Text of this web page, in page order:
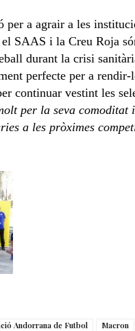
a agrair a les
SAAS i la Creu Roja
durant la crisi
perfecte per a
continuar vestint les
per la seva comoditat
a les pròximes
Andorrana de Futbol Macron